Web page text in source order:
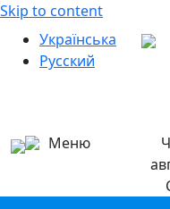
Skip to content
Українська
Русский
Меню